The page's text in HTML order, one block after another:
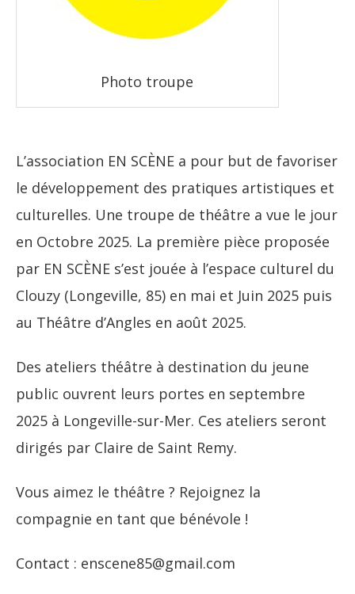
Photo troupe
L’association EN SCÈNE a pour but de favoriser
le développement des pratiques artistiques et
culturelles. Une troupe de théâtre a vue le jour
en Octobre 2025. La première pièce proposée
par EN SCÈNE s’est jouée à l’espace culturel du
Clouzy (Longeville, 85) en mai et Juin 2025 puis
au Théâtre d’Angles en août 2025.
Des ateliers théâtre à destination du jeune
public ouvrent leurs portes en septembre
2025 à Longeville-sur-Mer. Ces ateliers seront
dirigés par Claire de Saint Remy.
Vous aimez le théâtre ? Rejoignez la
compagnie en tant que bénévole !
Contact : enscene85@gmail.com